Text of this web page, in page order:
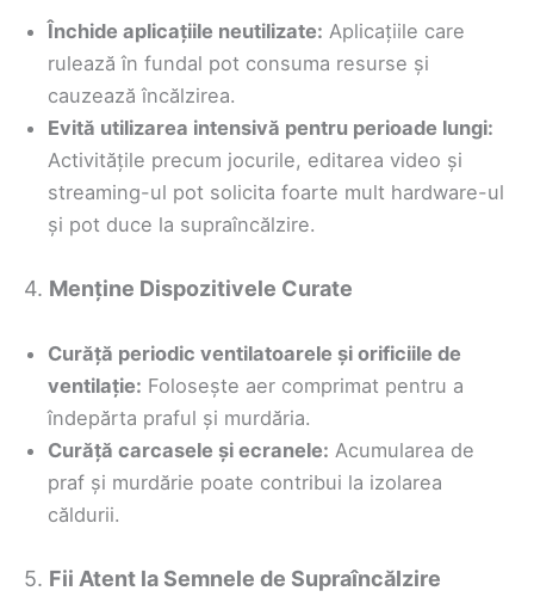
Închide aplicațiile neutilizate: Aplicațiile care
rulează în fundal pot consuma resurse și
cauzează încălzirea.
Evită utilizarea intensivă pentru perioade lungi:
Activitățile precum jocurile, editarea video și
streaming-ul pot solicita foarte mult hardware-ul
și pot duce la supraîncălzire.
4. Menține Dispozitivele Curate
Curăță periodic ventilatoarele și orificiile de
ventilație: Folosește aer comprimat pentru a
îndepărta praful și murdăria.
Curăță carcasele și ecranele: Acumularea de
praf și murdărie poate contribui la izolarea
căldurii.
5. Fii Atent la Semnele de Supraîncălzire